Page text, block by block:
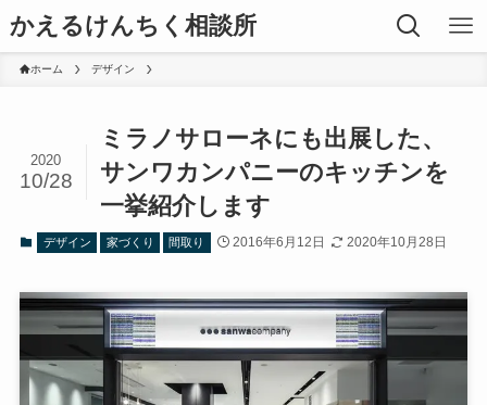
かえるけんちく相談所
ホーム デザイン
ミラノサローネにも出展した、
サンワカンパニーのキッチンを
一挙紹介します
2020
10/28
デザイン 家づくり 間取り 2016年6月12日 2020年10月28日